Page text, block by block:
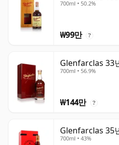
700ml • 50.2%
₩99만 ?
Glenfarclas 33
700ml • 56.9%
₩144만 ?
Glenfarclas 35
700ml • 43%